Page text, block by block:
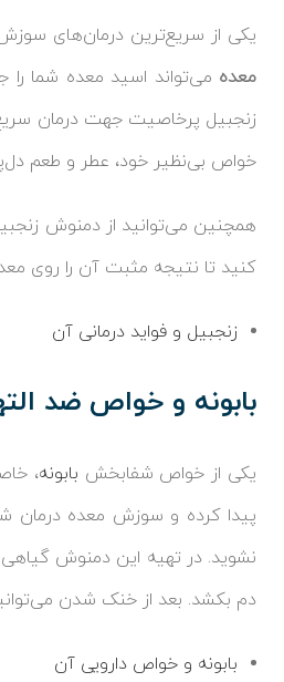
یکی از سریع‌ترین درمان‌های
معده می‌تواند اسید معده شما را
زنجبیل پرخاصیت جهت درمان سریع
خواص بی‌نظیر خود، عطر و طعم
همچنین می‌توانید از دمنوش
کنید تا نتیجه مثبت آن را روی
زنجبیل و فواید درمانی آن
بابونه و خواص ضد
یکی از خواص شفابخش بابونه،
پیدا کرده و سوزش معده درمان
نشوید. در تهیه این دمنوش گیاهی
دم بکشد. بعد از خنک شدن
بابونه و خواص دارویی آن